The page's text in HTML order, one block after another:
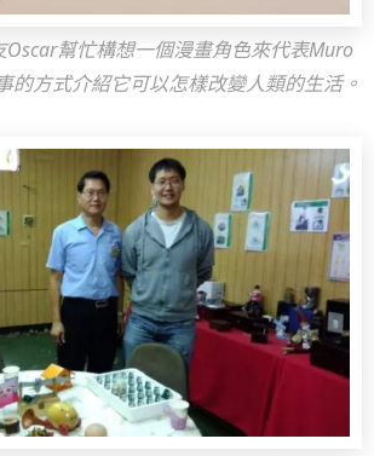
幫忙構想一個漫畫角色來代表Muro
的方式介紹它可以怎樣改變人類的生活。